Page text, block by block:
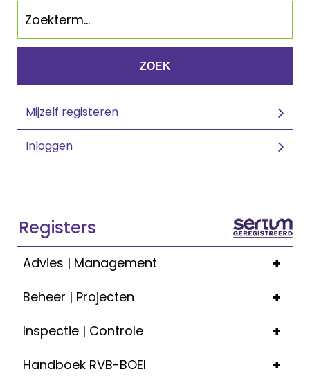
ZOEK
Mijzelf registeren
Inloggen
Registers
+
Advies | Management
+
Beheer | Projecten
+
Inspectie | Controle
+
Handboek RVB-BOEI